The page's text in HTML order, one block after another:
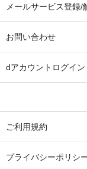
メールサービス登録/
お問い合わせ
dアカウントログイン
ご利用規約
プライバシーポリシ